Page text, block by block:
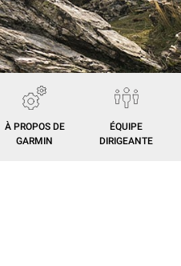
À PROPOS DE
GARMIN
ÉQUIPE
DIRIGEANTE